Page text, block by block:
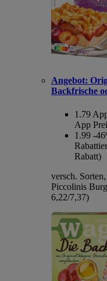
Angebot:
Backfrische
1.79
App
1.99 -
Rabatt)
versch.
Piccolinis
6,22/7,37)